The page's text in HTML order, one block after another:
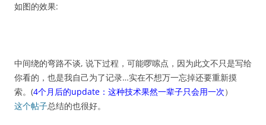
如图的效果:
中间绕的弯路不谈, 说下过程，可能啰嗦点，因为此文不只是写给
你看的，也是我自己为了记录…实在不想万一忘掉还要重新摸
索。(4个月后的update：这种技术果然一辈子只会用一次）
这个帖子总结的也很好。